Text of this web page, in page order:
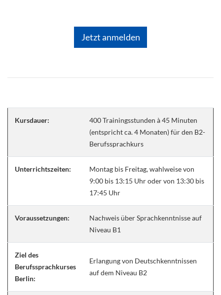
Jetzt anmelden
Kursdauer:
400 Trainingsstunden à 45 Minuten
(entspricht ca. 4 Monaten) für den B2-
Berufssprachkurs
Unterrichtszeiten:
Montag bis Freitag, wahlweise von
9:00 bis 13:15 Uhr oder von 13:30 bis
17:45 Uhr
Voraussetzungen:
Nachweis über Sprachkenntnisse auf
Niveau B1
Ziel des
Berufssprachkurses
Berlin:
Erlangung von Deutschkenntnissen
auf dem Niveau B2